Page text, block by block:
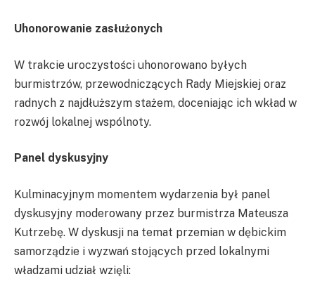
Uhonorowanie zasłużonych
W trakcie uroczystości uhonorowano byłych
burmistrzów, przewodniczących Rady Miejskiej oraz
radnych z najdłuższym stażem, doceniając ich wkład w
rozwój lokalnej wspólnoty.
Panel dyskusyjny
Kulminacyjnym momentem wydarzenia był panel
dyskusyjny moderowany przez burmistrza Mateusza
Kutrzebę. W dyskusji na temat przemian w dębickim
samorządzie i wyzwań stojących przed lokalnymi
władzami udział wzięli: